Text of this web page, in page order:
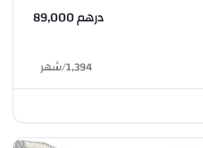
درهم 89,000
1,394
/شهر